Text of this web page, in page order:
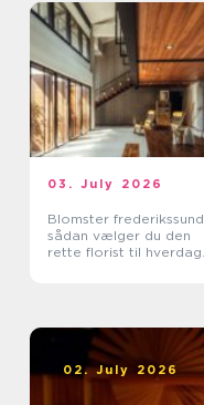
03. July 2026
Blomster frederikssund
sådan vælger du den
rette florist til hverdag
02. July 2026